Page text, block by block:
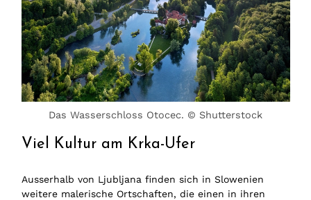
Das Wasserschloss Otocec. © Shutterstock
Viel Kultur am Krka-Ufer
Ausserhalb von Ljubljana finden sich in Slowenien
weitere malerische Ortschaften, die einen in ihren